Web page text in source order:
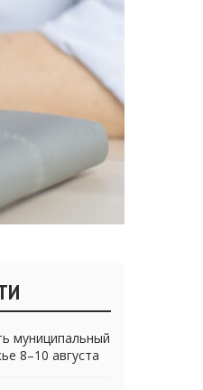
муниципальный
8–10 августа